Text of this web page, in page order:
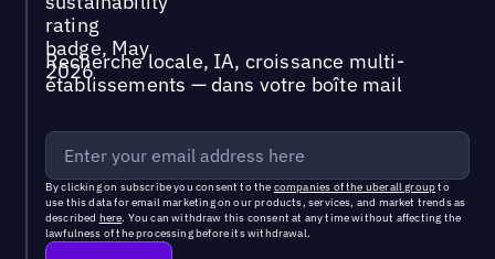
Recherche locale, IA, croissance multi-
établissements — dans votre boîte mail
By clicking on subscribe you consent to the companies of the uberall groupto
use this data for email marketing on our products, services, and market trends as
described here. You can withdraw this consent at any time without affecting the
lawfulness of the processing before its withdrawal.